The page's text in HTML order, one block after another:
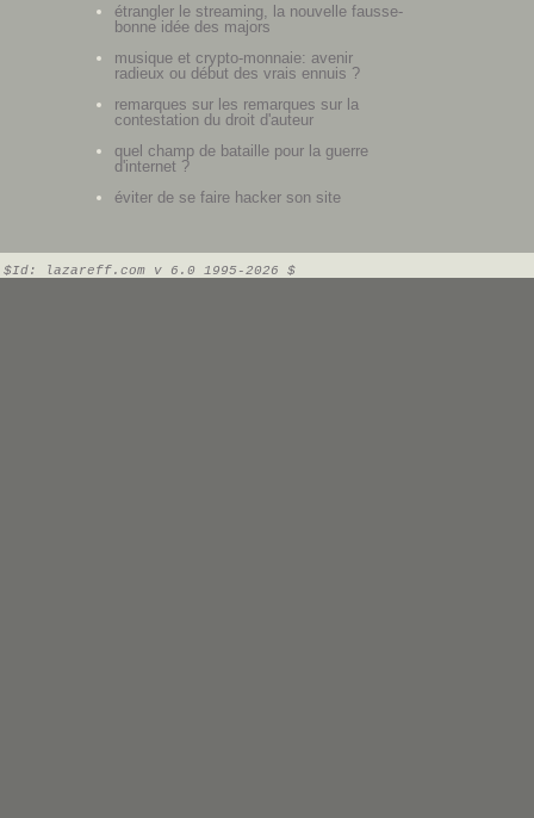
étrangler le streaming, la nouvelle fausse-
bonne idée des majors
musique et crypto-monnaie: avenir
radieux ou début des vrais ennuis ?
remarques sur les remarques sur la
contestation du droit d'auteur
quel champ de bataille pour la guerre
d'internet ?
éviter de se faire hacker son site
$Id: lazareff.com v 6.0 1995-2026 $